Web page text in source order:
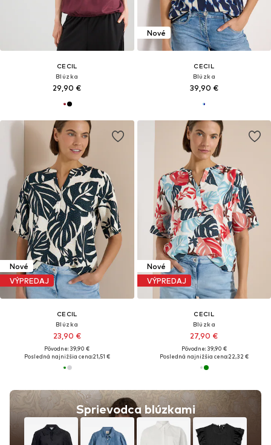
CECIL
Blúzka
29,90 €
Nové
CECIL
Blúzka
39,90 €
Nové
VÝPREDAJ
CECIL
Blúzka
23,90 €
Pôvodne: 39,90 €
Posledná najnižšia cena:21,51 €
Sprievodca blúzkami
Nové
VÝPREDAJ
CECIL
Blúzka
27,90 €
Pôvodne: 39,90 €
Posledná najnižšia cena:22,32 €